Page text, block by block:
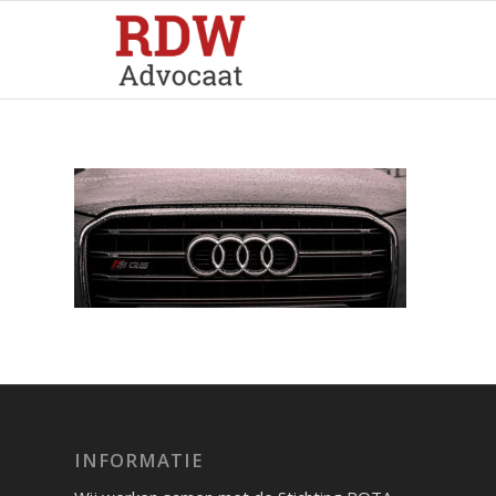
INFORMATIE